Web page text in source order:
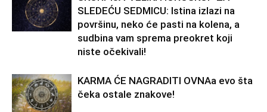
SLEDEĆU SEDMICU: Istina izlazi na
površinu, neko će pasti na kolena, a
sudbina vam sprema preokret koji
niste očekivali!
KARMA ĆE NAGRADITI OVNAa evo šta
čeka ostale znakove!